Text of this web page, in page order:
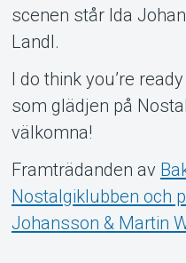
scenen står Ida
Landl.
I do think you’re
som glädjen på
välkomna!
Framträdanden av
Nostalgiklubben och
Johansson & Martin